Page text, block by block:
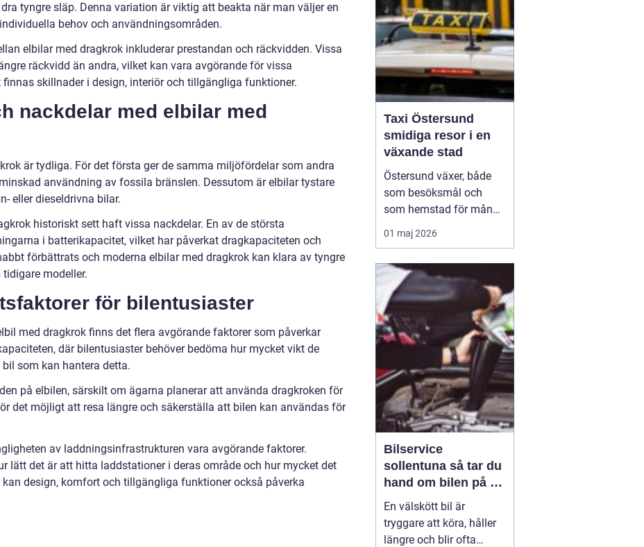
tyngre släp. Denna variation är viktig att beakta när man väljer en
behov och användningsområden.
elbilar med dragkrok inkluderar prestandan och räckvidden. Vissa
räckvidd än andra, vilket kan vara avgörande för vissa
skillnader i design, interiör och tillgängliga funktioner.
nackdelar med elbilar med
är tydliga. För det första ger de samma miljöfördelar som andra
användning av fossila bränslen. Dessutom är elbilar tystare
eller dieseldrivna bilar.
historiskt sett haft vissa nackdelar. En av de största
i batterikapacitet, vilket har påverkat dragkapaciteten och
förbättrats och moderna elbilar med dragkrok kan klara av tyngre
modeller.
för bilentusiaster
med dragkrok finns det flera avgörande faktorer som påverkar
där bilentusiaster behöver bedöma hur mycket vikt de
som kan hantera detta.
på elbilen, särskilt om ägarna planerar att använda dragkroken för
det möjligt att resa längre och säkerställa att bilen kan användas för
av laddningsinfrastrukturen vara avgörande faktorer.
lätt det är att hitta laddstationer i deras område och hur mycket det
design, komfort och tillgängliga funktioner också påverka
Taxi Östersund
smidiga resor i en
växande stad
Östersund växer, både
som besöksmål och
som hemstad för många
pendlare, studenter och
företagare. En pålitlig
bara ett bekvämt sätt att
ta sig från punkt A till
punkt B. För många
handlar det om att få
vardagen att fungera,
01 maj 2026
Bilservice
sollentuna så tar du
hand om bilen på ett
smart sätt
En välskött bil är
tryggare att köra, håller
längre och blir ofta